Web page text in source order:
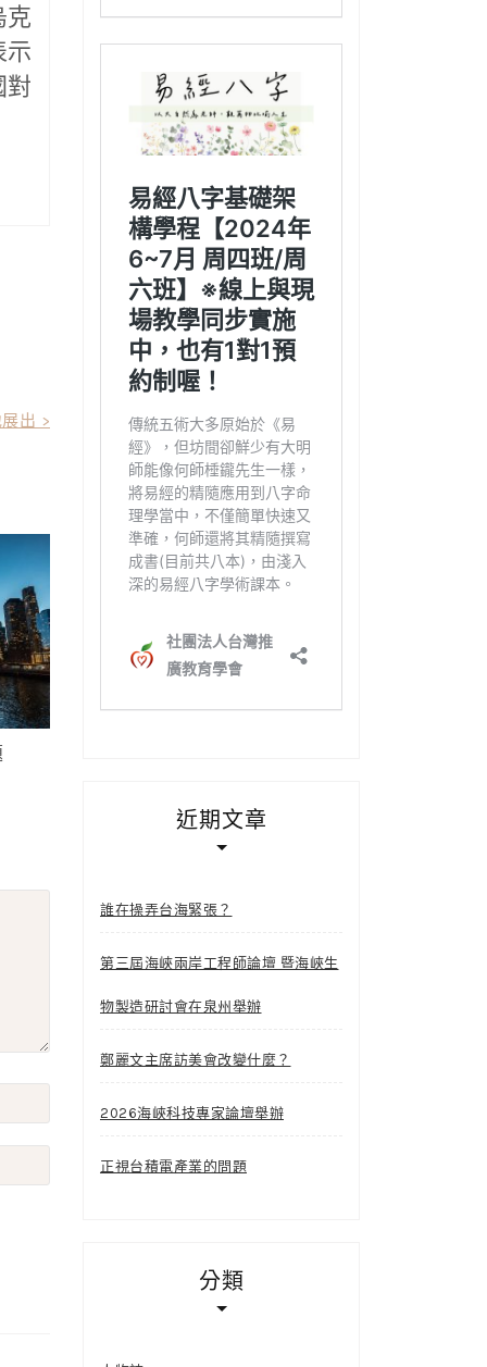
克
示
對
出 >
近期文章
誰在操弄台海緊張？
第三屆海峽兩岸工程師論壇 暨海峽生
物製造研討會在泉州舉辦
鄭麗文主席訪美會改變什麼？
2026海峽科技專家論壇舉辦
正視台積電產業的問題
分類